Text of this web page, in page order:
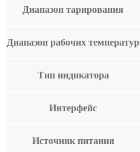
Диапазон тарирования
Диапазон рабочих температур
Тип индикатора
Интерфейс
Источник питания